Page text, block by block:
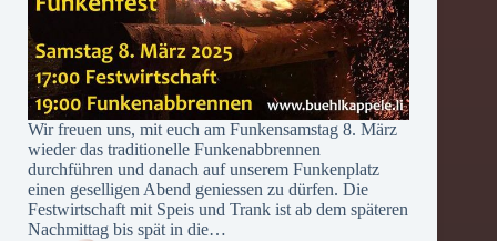
Wir freuen uns, mit euch am Funkensamstag 8. März
wieder das traditionelle Funkenabbrennen
durchführen und danach auf unserem Funkenplatz
einen geselligen Abend geniessen zu dürfen. Die
Festwirtschaft mit Speis und Trank ist ab dem späteren
Nachmittag bis spät in die…